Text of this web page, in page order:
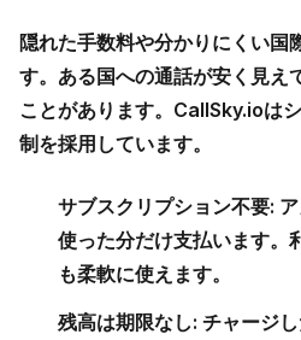
隠れた手数料や分かりにくい国
す。ある国への通話が安く見え
ことがあります。CallSky.ioは
制を採用しています。
サブスクリプション不要:
使った分だけ支払います。
も柔軟に使えます。
残高は期限なし: チャージ